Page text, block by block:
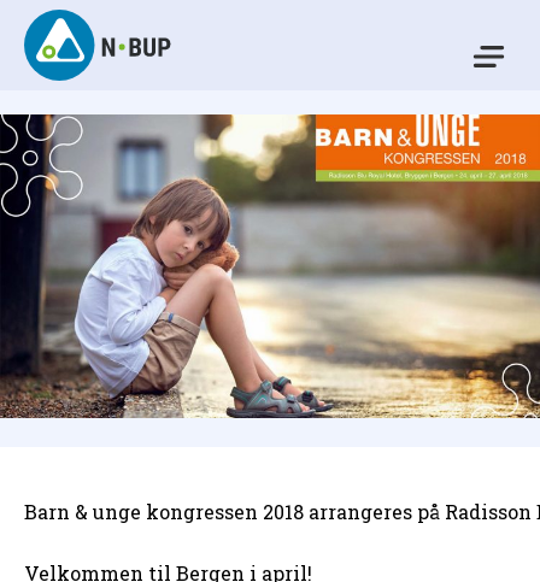
Skip
content
N-BUP
Barn & unge kongressen 2018 arrangeres på
Velkommen til Bergen i april!